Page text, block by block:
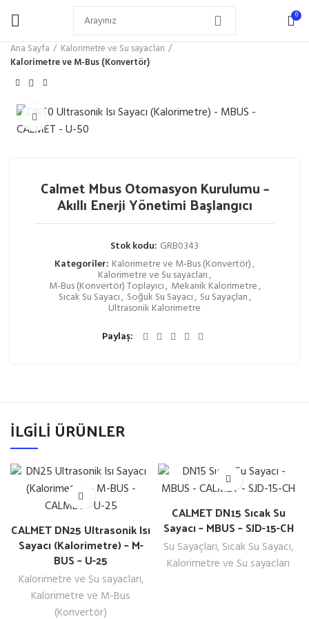
0
Ana Sayfa
Kalorimetre ve Su sayacları
Kalorimetre ve M-Bus (Konvertör)
Büyütmek için tıklayın
Calmet Mbus Otomasyon Kurulumu –
Akıllı Enerji Yönetimi Başlangıcı
Stok kodu: GRB0343
Kategoriler: Kalorimetre ve M-Bus (Konvertör),
Kalorimetre ve Su sayacları,
M-Bus (Konvertör) Toplayıcı, Mekanik Kalorimetre,
Sıcak Su Sayacı, Soğuk Su Sayacı, Su Sayaçları,
Ultrasonik Kalorimetre
Paylaş
İLGILI ÜRÜNLER
CALMET DN25 Ultrasonik Isı
Sayacı (Kalorimetre) – M-
BUS – U-25
Kalorimetre ve Su sayacları,
Kalorimetre ve M-Bus
(Konvertör)
CALMET DN15 Sıcak Su
Sayacı – MBUS – SJD-15-CH
Su Sayaçları, Sıcak Su Sayacı,
Kalorimetre ve Su sayacları